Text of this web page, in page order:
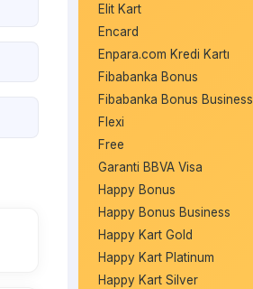
Elit Kart
Encard
Enpara.com Kredi Kartı
Fibabanka Bonus
Fibabanka Bonus Business
Flexi
Free
Garanti BBVA Visa
Happy Bonus
Happy Bonus Business
Happy Kart Gold
Happy Kart Platinum
Happy Kart Silver